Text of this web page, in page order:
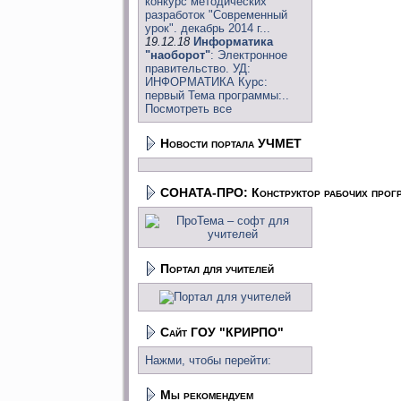
разработок "Современный
урок". декабрь 2014 г...
19.12.18 Информатика
"наоборот": Электронное
правительство. УД:
ИНФОРМАТИКА Курс:
первый Тема программы:..
Посмотреть все
Новости портала УЧМЕТ
СОНАТА-ПРО: Конструктор рабочих
Портал для учителей
Сайт ГОУ "КРИРПО"
Нажми, чтобы перейти:
Мы рекомендуем